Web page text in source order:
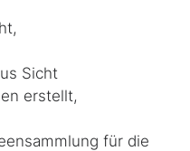
Sicht
erstellt,
für die